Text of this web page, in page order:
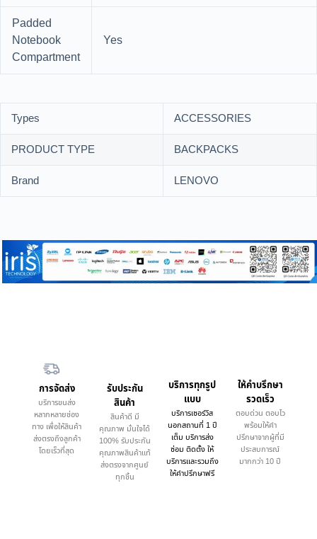
Padded
Notebook
Compartment
Yes
Types
ACCESSORIES
PRODUCT TYPE
BACKPACKS
Brand
LENOVO
การจัดส่ง
บริการขนส่ง
หลากหลายช่อง
ทาง เพื่อให้สินค้า
ส่งตรงถึงลูกค้า
โดยเร็วที่สุด
รับประกัน
สินค้า
สินค้าดี มี
คุณภาพ มั่นใจได้
100% รับประกัน
คุณภาพสินค้าแท้
ส่งตรงจากศูนย์
ทุกชิ้น
บริการทุกรูป
แบบ
บริการเซอร์วิส
นอกสถานที่ 1 ปี
เต็ม บริการส่ง
ซ่อม ติดตั้ง ให้
บริการและรวมถึง
ให้คำปรึกษาฟรี
ให้คำบรึกษา
รวดเร็ว
ตอบด่วน ตอบไว
พร้อมให้คำ
ปรึกษาจากผู้ที่มี
ประสบการณ์
มากกว่า 10 ปี